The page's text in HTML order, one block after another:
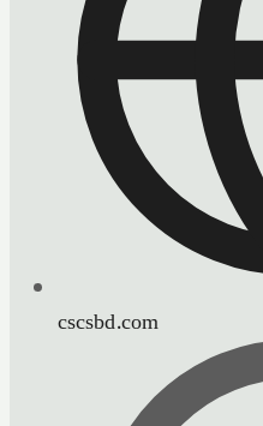
cscsbd.com